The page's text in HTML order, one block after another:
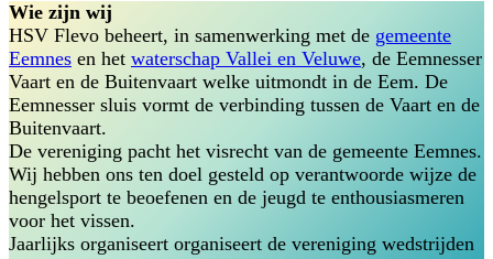
Wie zijn wij
HSV Flevo beheert, in samenwerking met de gemeente
Eemnes en het waterschap Vallei en Veluwe, de Eemnesser
Vaart en de Buitenvaart welke uitmondt in de Eem. De
Eemnesser sluis vormt de verbinding tussen de Vaart en de
Buitenvaart.
De vereniging pacht het visrecht van de gemeente Eemnes.
Wij hebben ons ten doel gesteld op verantwoorde wijze de
hengelsport te beoefenen en de jeugd te enthousiasmeren
voor het vissen.
Jaarlijks organiseert organiseert de vereniging wedstrijden